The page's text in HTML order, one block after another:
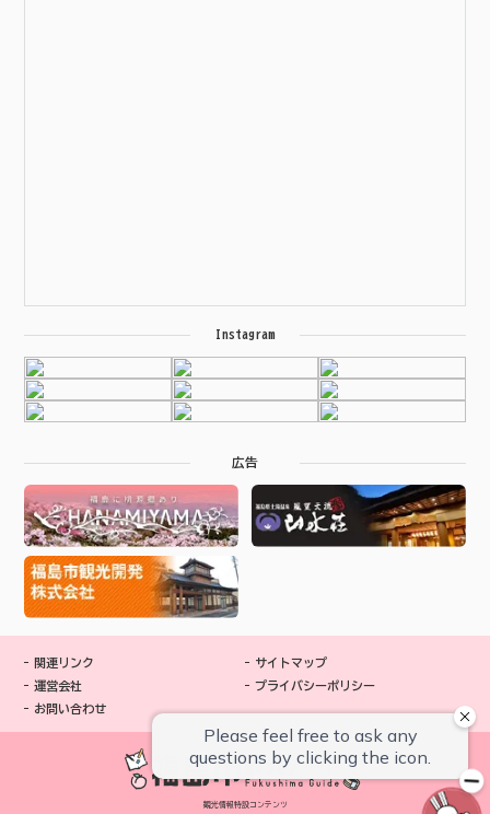
Instagram
広告
関連リンク
運営会社
お問い合わせ
サイトマップ
プライバシーポリシー
観光情報特設コンテンツ